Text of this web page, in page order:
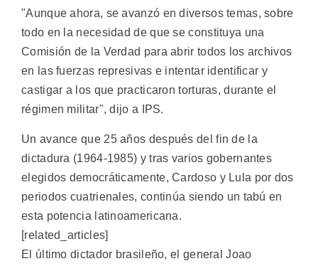
"Aunque ahora, se avanzó en diversos temas, sobre
todo en la necesidad de que se constituya una
Comisión de la Verdad para abrir todos los archivos
en las fuerzas represivas e intentar identificar y
castigar a los que practicaron torturas, durante el
régimen militar", dijo a IPS.
Un avance que 25 años después del fin de la
dictadura (1964-1985) y tras varios gobernantes
elegidos democráticamente, Cardoso y Lula por dos
periodos cuatrienales, continúa siendo un tabú en
esta potencia latinoamericana.
[related_articles]
El último dictador brasileño, el general Joao